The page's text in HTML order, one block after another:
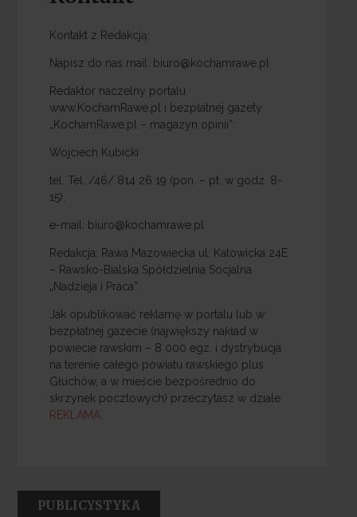
Kontakt z Redakcją:
Napisz do nas mail: biuro@kochamrawe.pl
Redaktor naczelny portalu
www.KochamRawe.pl i bezpłatnej gazety
„KochamRawe.pl – magazyn opinii”:
Wojciech Kubicki
tel. Tel. /46/ 814 26 19 (pon. – pt. w godz. 8-
15).
e-mail: biuro@kochamrawe.pl
Redakcja: Rawa Mazowiecka ul. Katowicka 24E
– Rawsko-Bialska Spółdzielnia Socjalna
„Nadzieja i Praca”.
Jak opublikować reklamę w portalu lub w
bezpłatnej gazecie (największy nakład w
powiecie rawskim – 8 000 egz. i dystrybucja
na terenie całego powiatu rawskiego plus
Głuchów, a w mieście bezpośrednio do
skrzynek pocztowych) przeczytasz w dziale
REKLAMA.
PUBLICYSTYKA